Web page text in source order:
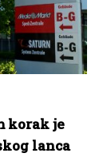
korak je
lanca